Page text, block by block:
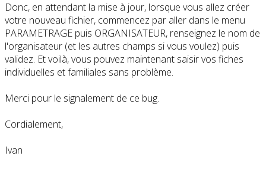
Donc, en attendant la mise à jour, lorsque vous allez créer
votre nouveau fichier, commencez par aller dans le menu
PARAMETRAGE puis ORGANISATEUR, renseignez le nom de
l'organisateur (et les autres champs si vous voulez) puis
validez. Et voilà, vous pouvez maintenant saisir vos fiches
individuelles et familiales sans problème.
Merci pour le signalement de ce bug.
Cordialement,
Ivan